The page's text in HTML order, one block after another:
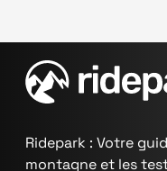
Ridepark : Votre
montagne et les